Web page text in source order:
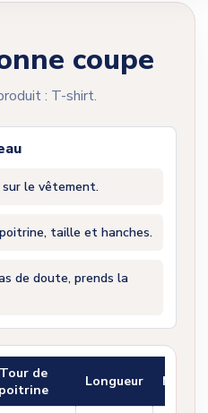
coupe
: T-shirt.
sur le vêtement.
taille et hanches.
de doute, prends la
Tour de
poitrine
Longueur